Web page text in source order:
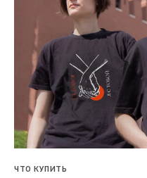
ЧТО КУПИТЬ